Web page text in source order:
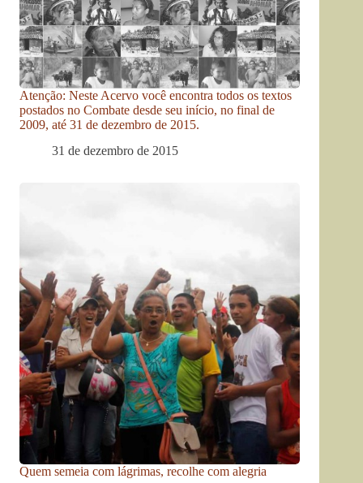
Atenção: Neste Acervo você encontra todos os textos
postados no Combate desde seu início, no final de
2009, até 31 de dezembro de 2015.
31 de dezembro de 2015
Quem semeia com lágrimas, recolhe com alegria